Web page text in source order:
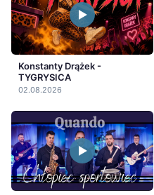
Konstanty Drążek -
TYGRYSICA
02.08.2026